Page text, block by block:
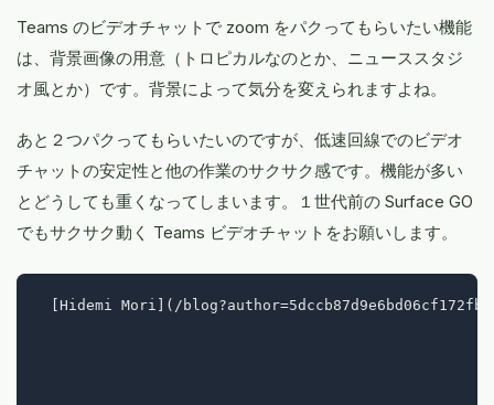
Teams のビデオチャットで zoom をパクってもらいたい機能
は、背景画像の用意（トロピカルなのとか、ニューススタジ
オ風とか）です。背景によって気分を変えられますよね。
あと２つパクってもらいたいのですが、低速回線でのビデオ
チャットの安定性と他の作業のサクサク感です。機能が多い
とどうしても重くなってしまいます。１世代前の Surface GO
でもサクサク動く Teams ビデオチャットをお願いします。
[Hidemi Mori](/